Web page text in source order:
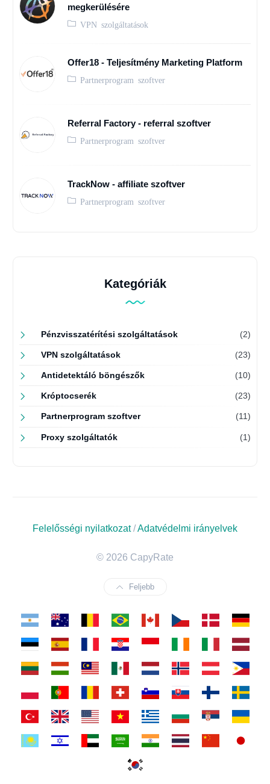
megkerülésére
VPN szolgáltatások
Offer18 - Teljesítmény Marketing Platform
Partnerprogram szoftver
Referral Factory - referral szoftver
Partnerprogram szoftver
TrackNow - affiliate szoftver
Partnerprogram szoftver
Kategóriák
Pénzvisszatérítési szolgáltatások (2)
VPN szolgáltatások (23)
Antidetektáló böngészők (10)
Króptocserék (23)
Partnerprogram szoftver (11)
Proxy szolgáltatók (1)
Felelősségi nyilatkozat/Adatvédelmi irányelvek
© 2026 CapyRate
Feljebb